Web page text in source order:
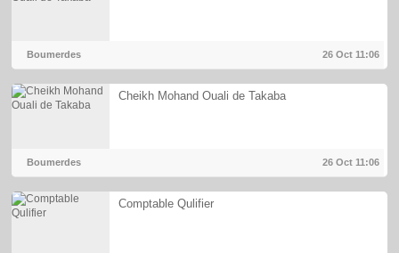
Boumerdes 26 Oct11:06
Cheikh Mohand Ouali de Takaba
Boumerdes 26 Oct11:06
Comptable Qulifier